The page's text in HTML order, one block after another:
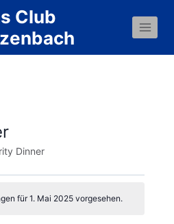
Club
Dinner
für 1. Mai 2025 vorgesehen.